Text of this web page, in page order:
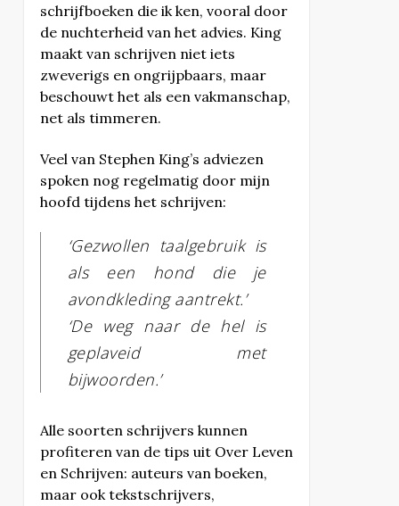
schrijfboeken die ik ken, vooral door
de nuchterheid van het advies. King
maakt van schrijven niet iets
zweverigs en ongrijpbaars, maar
beschouwt het als een vakmanschap,
net als timmeren.
Veel van Stephen King’s adviezen
spoken nog regelmatig door mijn
hoofd tijdens het schrijven:
‘Gezwollen taalgebruik is
als een hond die je
avondkleding aantrekt.’
‘De weg naar de hel is
geplaveid met
bijwoorden.’
Alle soorten schrijvers kunnen
profiteren van de tips uit Over Leven
en Schrijven: auteurs van boeken,
maar ook tekstschrijvers,